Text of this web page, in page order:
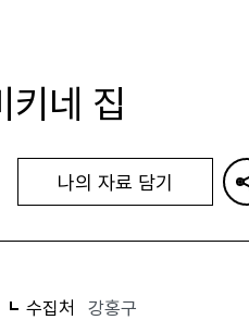
키네 집
나의 자료 담기
수집처 강홍구